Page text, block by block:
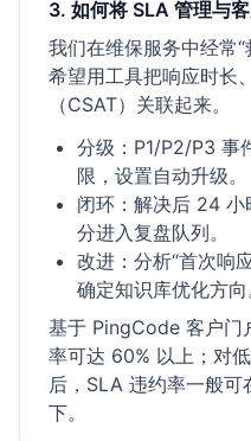
3. 如何将 SLA 管理与
我们在维保服务中经常
希望用工具把响应时长
（CSAT）关联起来。
分级：P1/P2/P3 事
限，设置自动升级。
闭环：解决后 24
分进入复盘队列。
改进：分析“首次响
确定知识库优化方向
基于 PingCode 客户门
率可达 60% 以上；对
后，SLA 违约率一般
下。